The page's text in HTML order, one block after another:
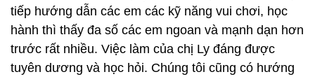
tiếp hướng dẫn các em các kỹ năng vui chơi, học
hành thì thấy đa số các em ngoan và mạnh dạn hơn
trước rất nhiều. Việc làm của chị Ly đáng được
tuyên dương và học hỏi. Chúng tôi cũng có hướng